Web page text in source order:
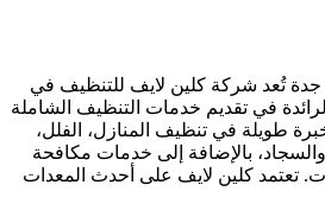
تُعد شركة كلين لايف للتنظيف في
في تقديم خدمات التنظيف الشاملة
طويلة في تنظيف المنازل، الفلل،
بالإضافة إلى خدمات مكافحة
تعتمد كلين لايف على أحدث المعدات